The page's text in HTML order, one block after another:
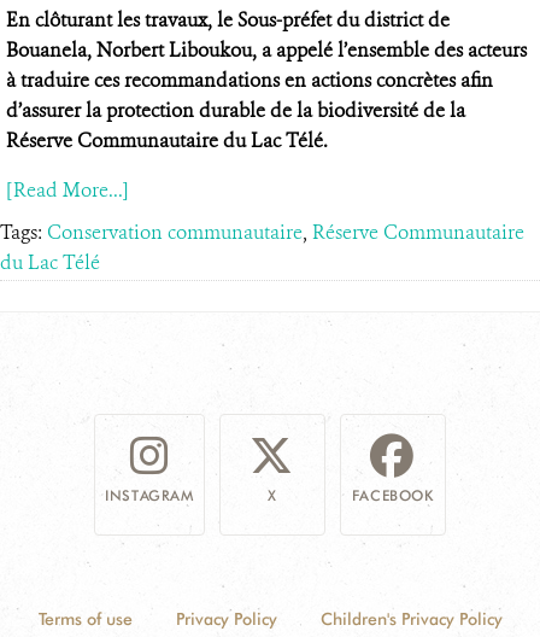
En clôturant les travaux, le Sous-préfet du district de
Bouanela, Norbert Liboukou, a appelé l’ensemble des acteurs
à traduire ces recommandations en actions concrètes afin
d’assurer la protection durable de la biodiversité de la
Réserve Communautaire du Lac Télé.
[Read More...]
Tags: Conservation communautaire, Réserve Communautaire
du Lac Télé
INSTAGRAM X FACEBOOK
Terms of use Privacy Policy Children's Privacy Policy